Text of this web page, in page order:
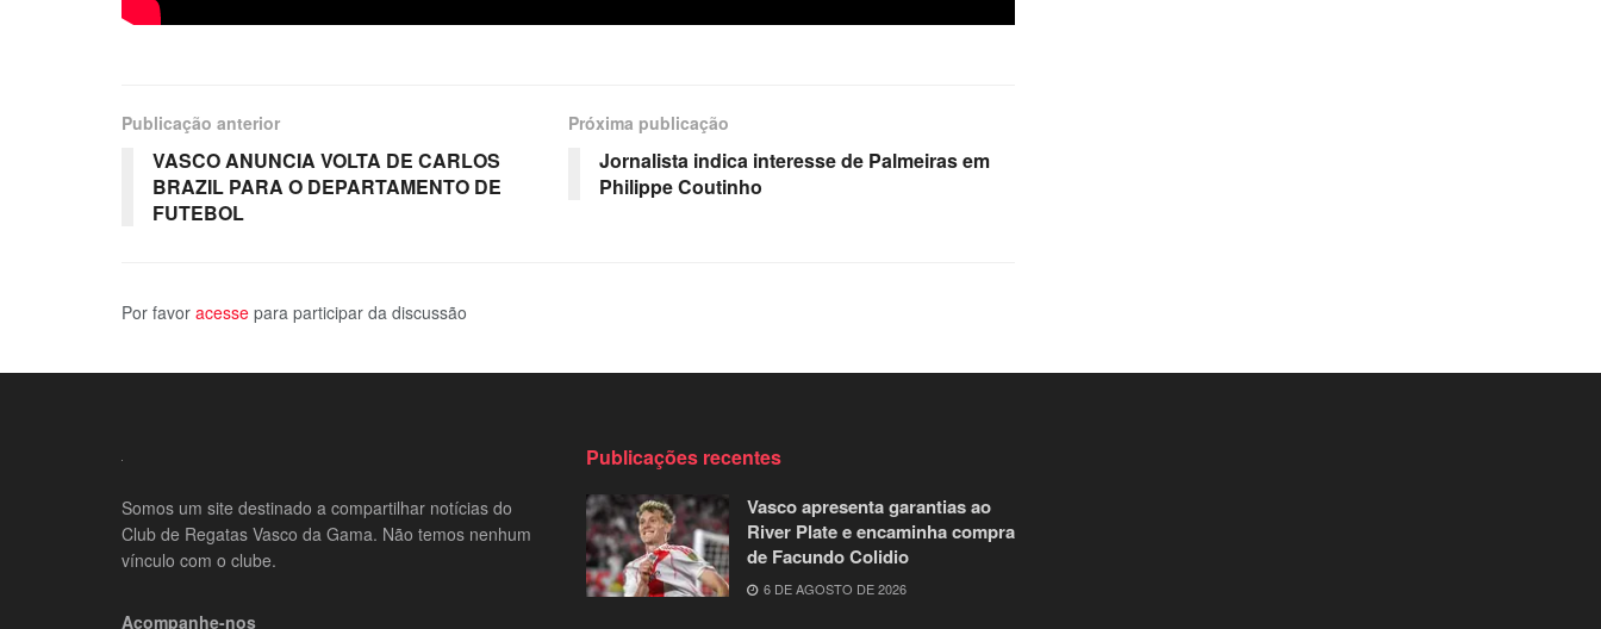
Publicação anterior
VASCO ANUNCIA VOLTA DE CARLOS
BRAZIL PARA O DEPARTAMENTO DE
FUTEBOL
Próxima publicação
Jornalista indica interesse de Palmeiras em
Philippe Coutinho
Por favor acesse para participar da discussão
Somos um site destinado a compartilhar notícias do
Club de Regatas Vasco da Gama. Não temos nenhum
vínculo com o clube.
Acompanhe-nos
Publicações recentes
Vasco apresenta garantias ao
River Plate e encaminha compra
de Facundo Colidio
6 DE AGOSTO DE 2026